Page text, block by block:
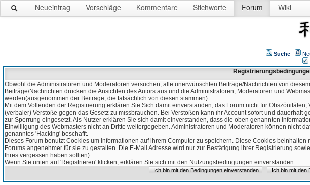
Neueintrag Vorschläge Kommentare Stichworte Forum Wiki
Suche
Obwohl die Administratoren und Moderatoren versuchen, alle unerwünschten Beiträge/Nachrichten von
Beiträge/Nachrichten drücken die Ansichten des Autors aus und die Administratoren, Moderatoren und
werden(ausgenommen der Beiträge, die tatsächlich von diesen stammen).
Mit dem Vollenden der Registrierung erklären Sie Sich damit einverstanden, das Forum nicht für
(verbaler) Verstöße gegen das Gesetz zu missbrauchen. Bei Verstößen kann ihr Account sofort und
zur Sperrung eingesetzt. Als Nutzer erklären Sie sich damit einverstanden, dass die oben genannten
Einwilligung des Webmasters nicht an Dritte weitergegeben. Administratoren und Moderatoren können nicht
genanntes 'Hacking' beschafft.
Dieses Forum benutzt Cookies um Informationen auf ihrem Computer zu speichern. Diese Cookies
Forums angenehmer für sie zu gestalten. Die E-Mail Adresse wird nur zur Bestätigung ihrer Registrierung
Ihres vergessen haben sollten).
Wenn Sie unten auf 'Registrieren' klicken, erklären Sie sich mit den Nutzungsbedingungen einverstanden.